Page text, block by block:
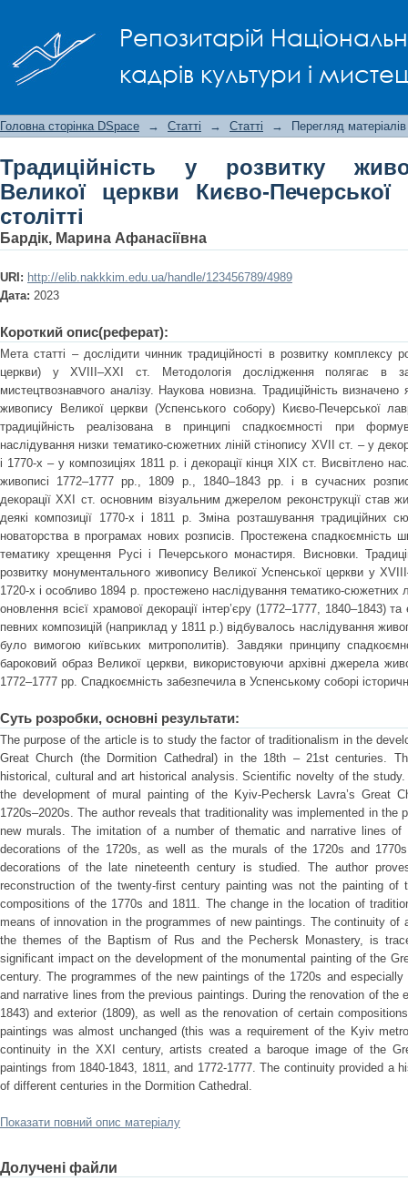
Репозитарій
кадрів культури і
Печерської лаври у ХVIII–ХХІ столітті
Головна сторінка DSpace → Статті → Статті → Перегляд матеріалів
Традиційність у розвитку
Великої церкви Києво-
столітті
Бардік, Марина Афанасіївна
URI: http://elib.nakkkim.edu.ua/handle/123456789/4989
Дата: 2023
Короткий опис(реферат):
Мета статті – дослідити чинник традиційності в розвитку комплексу
церкви) у ХVIII–ХХІ ст. Методологія дослідження полягає в
мистецтвознавчого аналізу. Наукова новизна. Традиційність
живопису Великої церкви (Успенського собору) Києво-Печерської
традиційність реалізована в принципі спадкоємності при
наслідування низки тематико-сюжетних ліній стінопису XVII ст. – у
і 1770-х – у композиціях 1811 р. і декорації кінця ХІХ ст. Висвітлено
живописі 1772–1777 рр., 1809 р., 1840–1843 рр. і в сучасних
декорації ХХІ ст. основним візуальним джерелом реконструкції став
деякі композиції 1770-х і 1811 р. Зміна розташування традиційних
новаторства в програмах нових розписів. Простежена спадкоємність
тематику хрещення Русі і Печерського монастиря. Висновки.
розвитку монументального живопису Великої Успенської церкви у
1720-х і особливо 1894 р. простежено наслідування тематико-сюжетних
оновлення всієї храмової декорації інтер’єру (1772–1777, 1840–1843)
певних композицій (наприклад у 1811 р.) відбувалось наслідування
було вимогою київських митрополитів). Завдяки принципу
бароковий образ Великої церкви, використовуючи архівні джерела
1772–1777 рр. Спадкоємність забезпечила в Успенському соборі
Суть розробки, основні результати:
The purpose of the article is to study the factor of traditionalism in the
Great Church (the Dormition Cathedral) in the 18th – 21st centuries.
historical, cultural and art historical analysis. Scientific novelty of the
the development of mural painting of the Kyiv-Pechersk Lavra’s Great
1720s–2020s. The author reveals that traditionality was implemented in the
new murals. The imitation of a number of thematic and narrative lines of
decorations of the 1720s, as well as the murals of the 1720s and
decorations of the late nineteenth century is studied. The author
reconstruction of the twenty-first century painting was not the painting of
compositions of the 1770s and 1811. The change in the location of
means of innovation in the programmes of new paintings. The continuity of
the themes of the Baptism of Rus and the Pechersk Monastery, is
significant impact on the development of the monumental painting of the
century. The programmes of the new paintings of the 1720s and
and narrative lines from the previous paintings. During the renovation of the
1843) and exterior (1809), as well as the renovation of certain
paintings was almost unchanged (this was a requirement of the Kyiv
continuity in the XXI century, artists created a baroque image of the
paintings from 1840-1843, 1811, and 1772-1777. The continuity provided a
of different centuries in the Dormition Cathedral.
Показати повний опис матеріалу
Долучені файли